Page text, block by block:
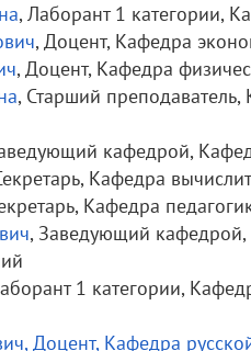
, Лаборант 1 категории,
, Доцент, Кафедра
, Доцент, Кафедра
, Старший
кафедрой,
Кафедра
Кафедра
, Заведующий кафедрой,
1 категории,
Доцент, Кафедра